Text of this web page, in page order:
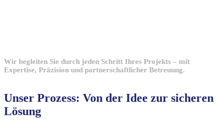
Wir begleiten Sie durch jeden Schritt Ihres Projekts – mit
Expertise, Präzision und partnerschaftlicher Betreuung.
Unser Prozess: Von der Idee zur sicheren
Lösung